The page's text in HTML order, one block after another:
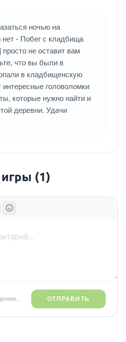
ночью на
- Побег с кладбища
не оставит вам
что вы были в
в кладбищенскую
головоломки
которые нужно найти и
деревни. Удачи
(1)
ОТПРАВИТЬ